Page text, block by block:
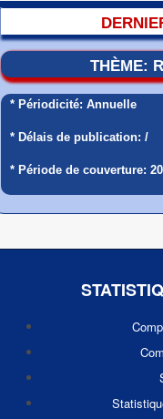
THÈME:
* Périodicité: Annuelle
* Délais de publication: /
* Période de couverture: